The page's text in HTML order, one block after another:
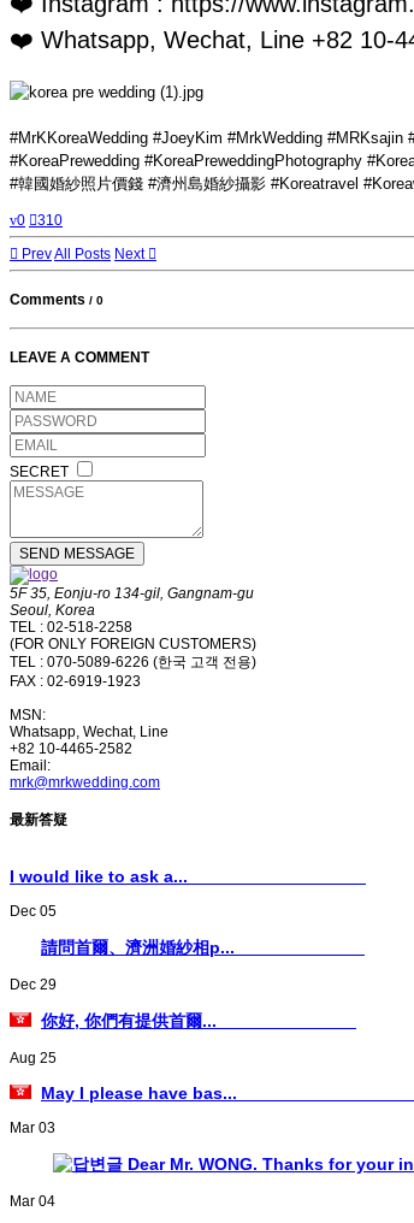
❤️ Whatsapp, Wechat, Line +82 10-
#MrKKoreaWedding #JoeyKim #MrkWedding #MRKsajin
#KoreaPrewedding #KoreaPreweddingPhotography
#韓國婚紗照片價錢 #濟州島婚紗攝影 #Koreatravel
0
310
PrevAll Posts Next
Comments / 0
LEAVE A COMMENT
SECRET
5F 35, Eonju-ro 134-gil, Gangnam-gu
Seoul, Korea
TEL : 02-518-2258
(FOR ONLY FOREIGN CUSTOMERS)
TEL : 070-5089-6226 (한국 고객 전용)
FAX : 02-6919-1923
MSN:
Whatsapp, Wechat, Line
+82 10-4465-2582
Email:
mrk@mrkwedding.com
最新答疑
I would like to ask a...
Dec 05
請問首爾、濟洲婚紗相p...
Dec 29
你好, 你們有提供首爾...
Aug 25
May I please have bas...
Mar 03
Dear Mr. WONG. Thanks for your
Mar 04